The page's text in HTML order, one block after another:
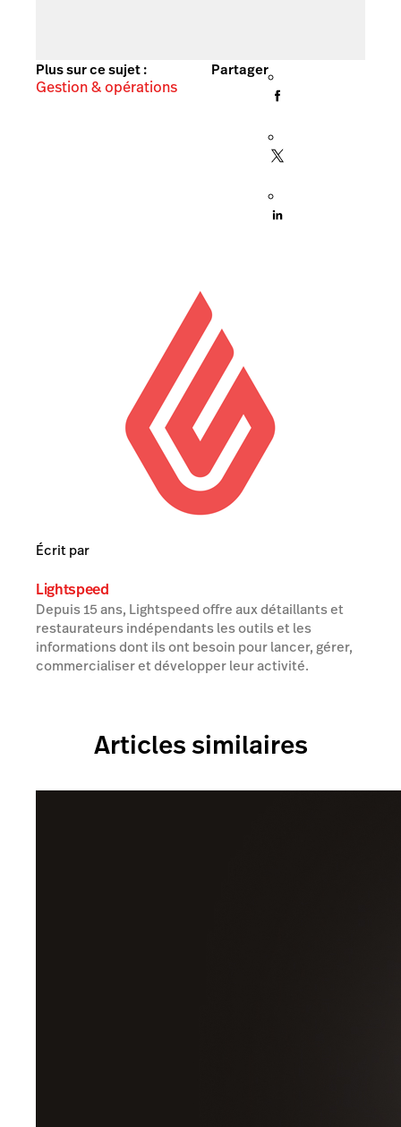
Plus sur ce sujet :
Gestion & opérations
Partager
Écrit par
Lightspeed
Depuis 15 ans, Lightspeed offre aux détaillants et
restaurateurs indépendants les outils et les
informations dont ils ont besoin pour lancer, gérer,
commercialiser et développer leur activité.
Articles similaires